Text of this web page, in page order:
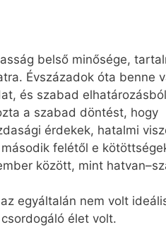
belső minősége,
Évszázadok óta benne
és szabad elhatározásból
a szabad döntést, hogy
érdekek, hatalmi
felétől e
között, mint
egyáltalán nem volt
élet volt.